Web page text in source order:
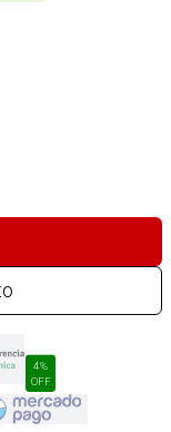
4%
OFF